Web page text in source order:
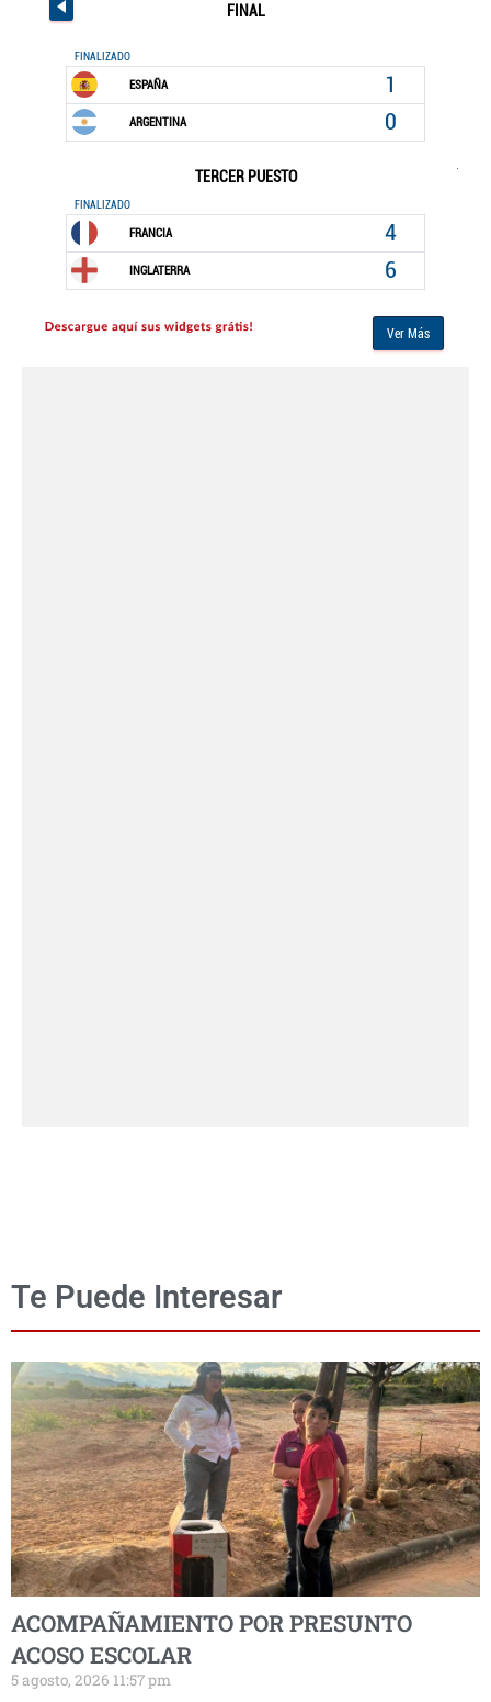
Te Puede Interesar
ACOMPAÑAMIENTO POR PRESUNTO
ACOSO ESCOLAR
5 agosto, 2026 11:57 pm